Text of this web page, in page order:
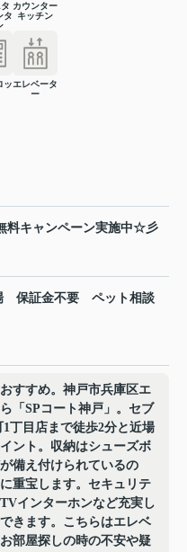
タ
カウンター
キッチン
ッエレベータ
ー
料キャンペーン実施中☆彡
保証金不要
ペット相談
すすめ。神戸市兵庫区エ
「SPコート神戸」。セブ
丁目店まで徒歩2分と近場
ント。収納はシューズボ
備え付けられているの
重宝します。セキュリテ
インターホンなど充実し
きます。こちらはエレベ
部屋探しの時の不安や疑